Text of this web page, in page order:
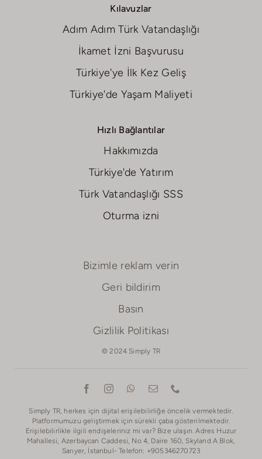
Kılavuzlar
Adım Adım Türk Vatandaşlığı
İkamet İzni Başvurusu
Türkiye'ye İlk Kez Geliş
Türkiye'de Yaşam Maliyeti
Hızlı Bağlantılar
Hakkımızda
Türkiye'de Yatırım
Türk Vatandaşlığı SSS
Oturma izni
Bizimle reklam verin
Geri bildirim
Basın
Gizlilik Politikası
© 2024 Simply TR
Simply TR, herkes için dijital erişilebilirliğe öncelik vermektedir.
Platformumuzu geliştirmek için sürekli çaba gösterilmektedir.
Erişilebilirlikle ilgili endişeleriniz mi var? Bize ulaşın. Adres Huzur
Mahallesi, Azerbaycan Caddesi, No 4, Daire 160, Skyland A Blok,
Sarıyer, İstanbul- Telefon: +905346270723